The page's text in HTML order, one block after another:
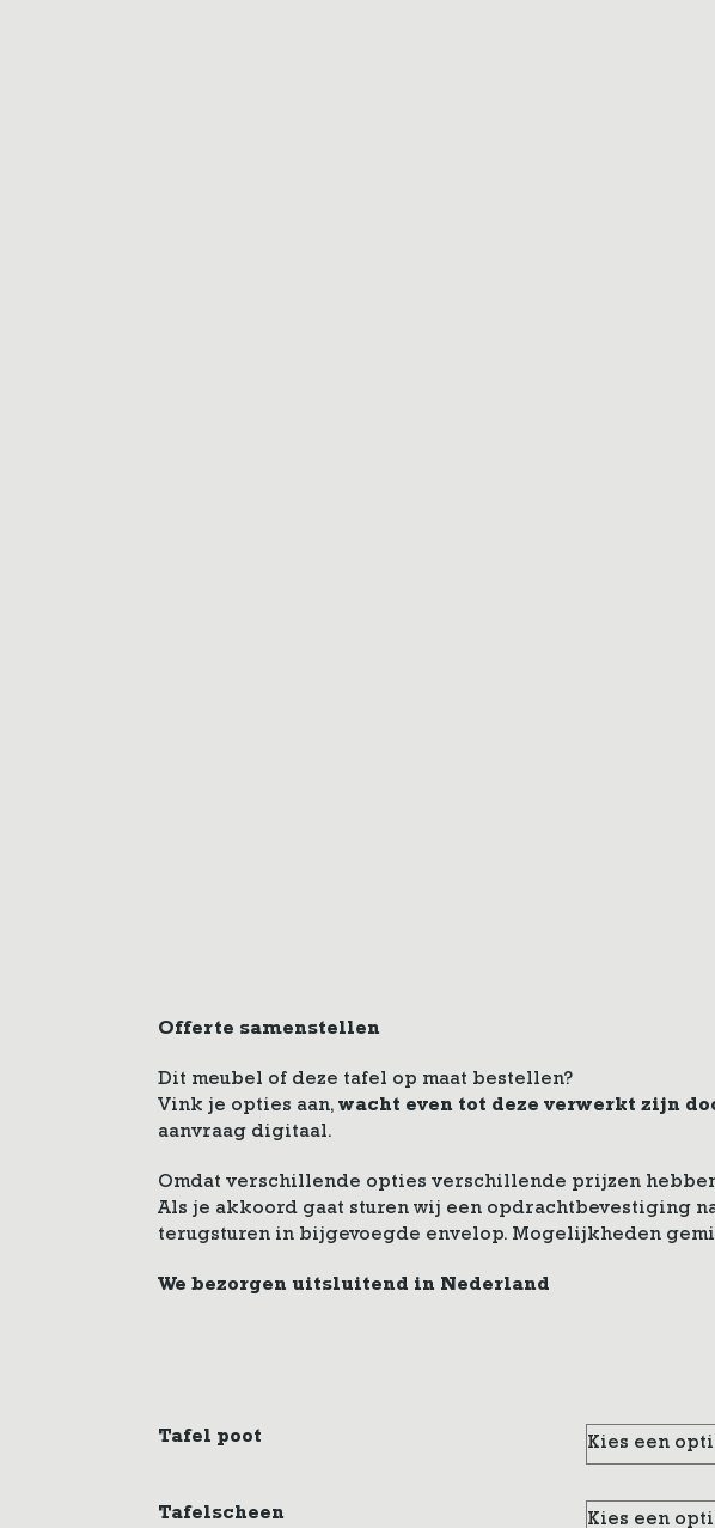
Offerte samenstellen
Dit meubel of deze tafel op maat bestellen?
Vink je opties aan, wacht even tot deze verwerkt zijn
aanvraag digitaal.
Omdat verschillende opties verschillende prijzen
Als je akkoord gaat sturen wij een opdrachtbevestiging
terugsturen in bijgevoegde envelop. Mogelijkheden
We bezorgen uitsluitend in Nederland
Tafel poot
Tafelscheen